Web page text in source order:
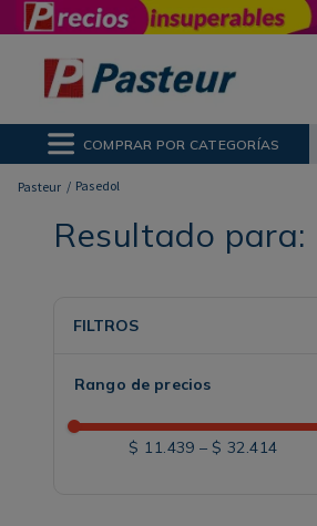
COMPRAR POR CATEGORÍAS
Pasedol
Resultado para:
FILTROS
Rango de precios
$ 11.439 – $ 32.414
MÁS BUSCADOS
Solar